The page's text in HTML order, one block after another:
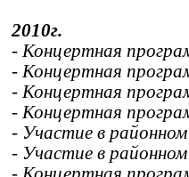
2010г.
- Концертная
- Концертная
- Концертная
- Концертная
- Участие в
- Участие в